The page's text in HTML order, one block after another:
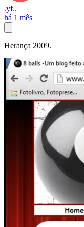
.yf..
há 1 mês
Herança 2009.